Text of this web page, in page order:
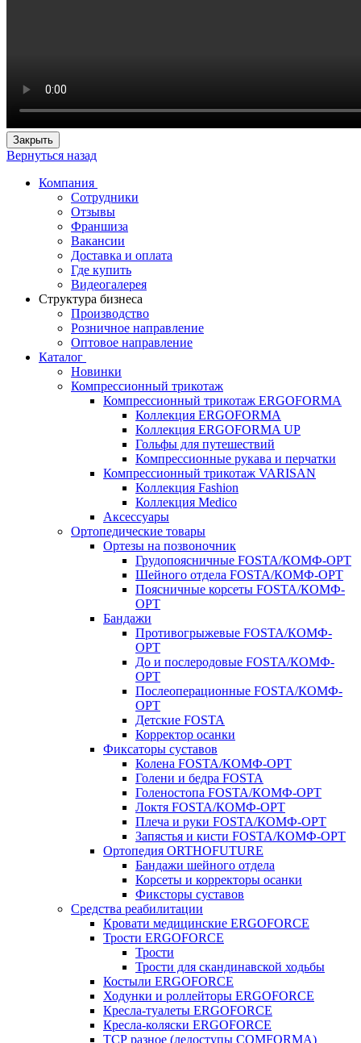
Закрыть
Вернуться назад
Компания
Сотрудники
Отзывы
Франшиза
Вакансии
Доставка и оплата
Где купить
Видеогалерея
Структура бизнеса
Производство
Розничное направление
Оптовое направление
Каталог
Новинки
Компрессионный трикотаж
Компрессионный трикотаж ERGOFORMA
Коллекция ERGOFORMA
Коллекция ERGOFORMA UP
Гольфы для путешествий
Компрессионные рукава и перчатки
Компрессионный трикотаж VARISAN
Коллекция Fashion
Коллекция Medico
Аксессуары
Ортопедические товары
Ортезы на позвоночник
Грудопоясничные FOSTA/КОМФ-ОРТ
Шейного отдела FOSTA/КОМФ-ОРТ
Поясничные корсеты FOSTA/КОМФ-
ОРТ
Бандажи
Противогрыжевые FOSTA/КОМФ-
ОРТ
До и послеродовые FOSTA/КОМФ-
ОРТ
Послеоперационные FOSTA/КОМФ-
ОРТ
Детские FOSTA
Корректор осанки
Фиксаторы суставов
Колена FOSTA/КОМФ-ОРТ
Голени и бедра FOSTA
Голеностопа FOSTA/КОМФ-ОРТ
Локтя FOSTA/КОМФ-ОРТ
Плеча и руки FOSTA/КОМФ-ОРТ
Запястья и кисти FOSTA/КОМФ-ОРТ
Ортопедия ORTHOFUTURE
Бандажи шейного отдела
Корсеты и корректоры осанки
Фиксторы суставов
Средства реабилитации
Кровати медицинские ERGOFORCE
Трости ERGOFORCE
Трости
Трости для скандинавской ходьбы
Костыли ERGOFORCE
Ходунки и роллейторы ERGOFORCE
Кресла-туалеты ERGOFORCE
Кресла-коляски ERGOFORCE
ТСР разное (ледоступы COMFORMA)